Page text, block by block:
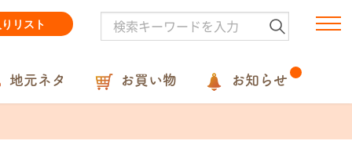
リスト
地元ネタ お買い物 お知らせ